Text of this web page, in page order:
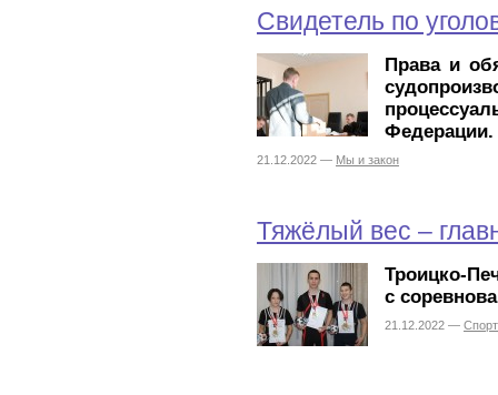
Свидетель по
Права и
Федерации.
21.12.2022 — Мы и закон
Тяжёлый вес –
Троицко-
с
21.12.2022 — Спорт